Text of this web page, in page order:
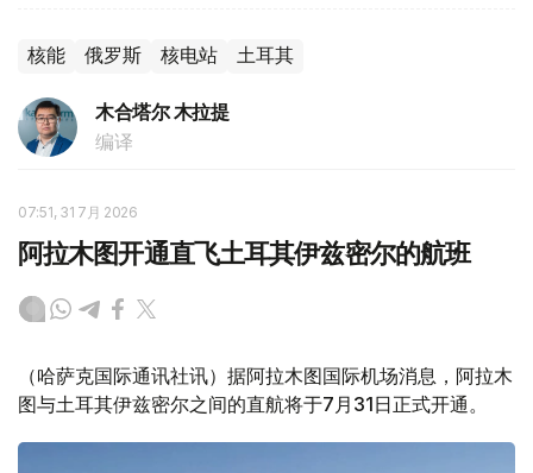
核能 俄罗斯 核电站 土耳其
木合塔尔 木拉提
编译
07:51, 31 7月 2026
阿拉木图开通直飞土耳其伊兹密尔的航班
（哈萨克国际通讯社讯）据阿拉木图国际机场消息，阿拉木
图与土耳其伊兹密尔之间的直航将于7月31日正式开通。